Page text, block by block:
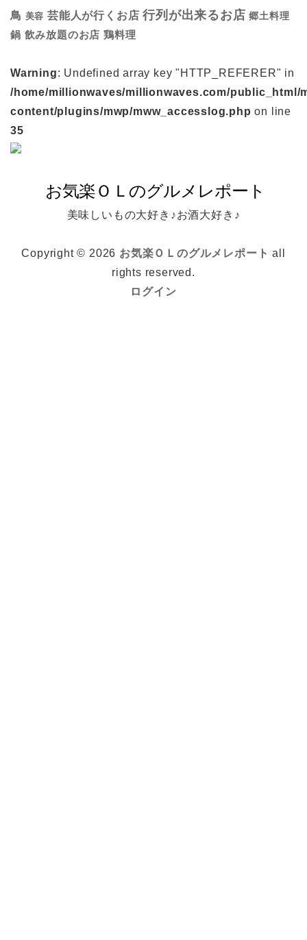
鳥 美容 芸能人が行くお店 行列が出来るお店 郷土料理
鍋 飲み放題のお店 鶏料理
Warning: Undefined array key "HTTP_REFERER" in
/home/millionwaves/millionwaves.com/public_html/
content/plugins/mwp/mww_accesslog.php on line
35
美味しいもの大好き♪お酒大好き♪
Copyright © 2026 お気楽ＯＬのグルメレポート all
rights reserved.
ログイン